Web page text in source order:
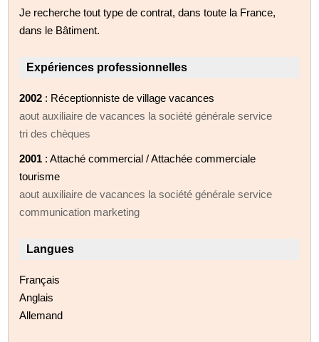
Je recherche tout type de contrat, dans toute la France,
dans le Bâtiment.
Expériences professionnelles
2002 : Réceptionniste de village vacances
aout auxiliaire de vacances la société générale service
tri des chèques
2001 : Attaché commercial / Attachée commerciale
tourisme
aout auxiliaire de vacances la société générale service
communication marketing
Langues
Français
Anglais
Allemand